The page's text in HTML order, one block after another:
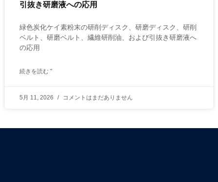
引抜き研磨液への応用
緑色炭化ケイ素粉末の研削ディスク、研磨ディスク、研削
ベルト、研磨ベルト、繊維研削油、および引抜き研磨液へ
の応用
続きを読む "
5月 11, 2026 コメントはまだありません